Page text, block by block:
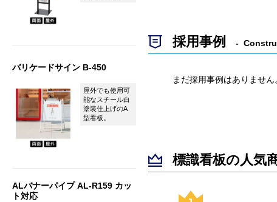
採用事例
まだ採用事例はありません
標識看板の人気
バリケードサイン B-450
屋外でも使用可
能なスチール白
塗装仕上げのA
型看板。
ALバナーパイプ AL-R159 カッ
ト対応